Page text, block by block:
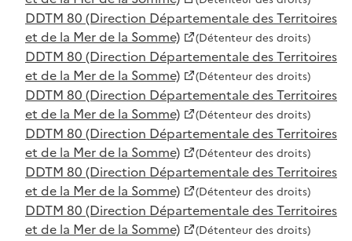
DDTM 80 (Direction Départementale des Territoires
et de la Mer de la Somme)
(Détenteur des droits)
DDTM 80 (Direction Départementale des Territoires
et de la Mer de la Somme)
(Détenteur des droits)
DDTM 80 (Direction Départementale des Territoires
et de la Mer de la Somme)
(Détenteur des droits)
DDTM 80 (Direction Départementale des Territoires
et de la Mer de la Somme)
(Détenteur des droits)
DDTM 80 (Direction Départementale des Territoires
et de la Mer de la Somme)
(Détenteur des droits)
DDTM 80 (Direction Départementale des Territoires
et de la Mer de la Somme)
(Détenteur des droits)